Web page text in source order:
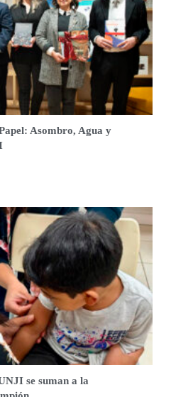
Asombro, Agua y
se suman a la